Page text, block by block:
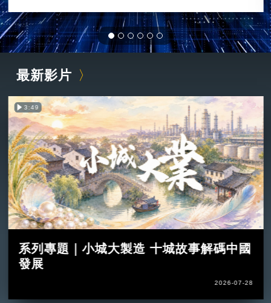
最新影片
3:49
系列專題｜小城大製造 十城故事解碼中國
發展
2026-07-28